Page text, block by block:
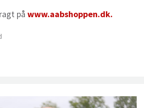
på www.aabshoppen.dk.